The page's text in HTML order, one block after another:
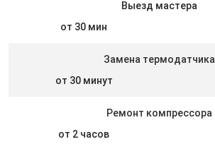
Выезд мастера
от 30 мин
Замена термодатчика
от 30 минут
Ремонт компрессора
от 2 часов